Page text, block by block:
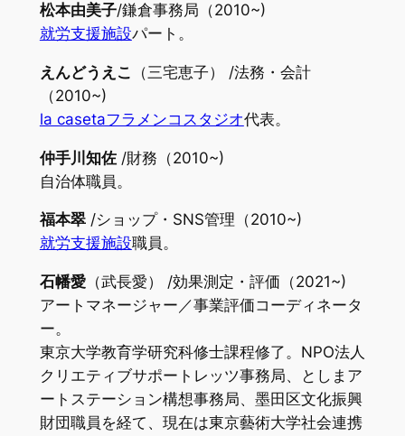
松本由美子/鎌倉事務局（2010~)
就労支援施設パート。
えんどうえこ
（三宅恵子） /法務・会計
（2010~)
la casetaフラメンコスタジオ代表。
仲手川知佐/財務（2010~)
自治体職員。
福本翠/ショップ・SNS管理（2010~)
就労支援施設職員。
石幡愛（武長愛） /効果測定・評価（2021~)
アートマネージャー／事業評価コーディネータ
ー。
東京大学教育学研究科修士課程修了。NPO法人
クリエティブサポートレッツ事務局、としまア
ートステーション構想事務局、墨田区文化振興
財団職員を経て、現在は東京藝術大学社会連携